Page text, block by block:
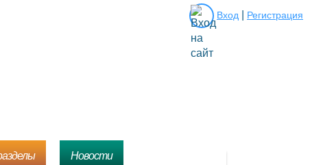
Новости
Вход Регистрация